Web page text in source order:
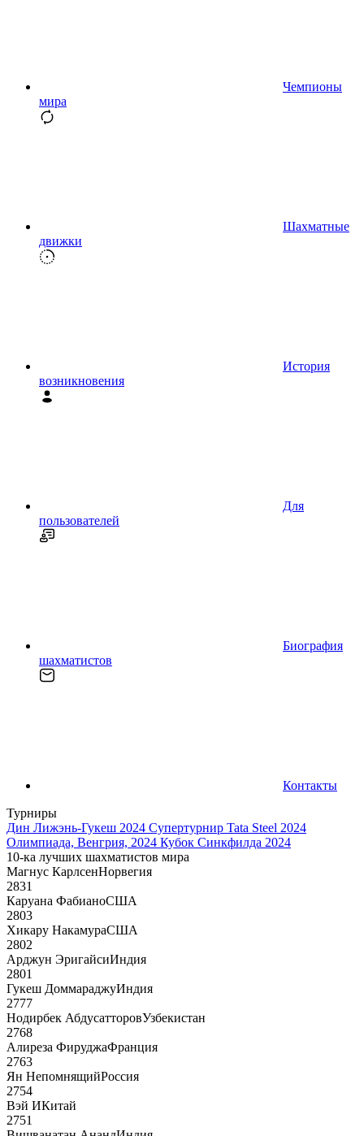
Чемпионы
мира
Шахматные
движки
История
возникновения
Для
пользователей
Биография
шахматистов
Контакты
Турниры
Дин Лижэнь-Гукеш 2024 Супертурнир Tata Steel 2024
Олимпиада, Венгрия, 2024 Кубок Синкфилда 2024
10-ка лучших шахматистов мира
Магнус КарлсенНорвегия
2831
Каруана ФабианоСША
2803
Хикару НакамураСША
2802
Арджун ЭригайсиИндия
2801
Гукеш ДоммараджуИндия
2777
Нодирбек АбдусатторовУзбекистан
2768
Алиреза ФируджаФранция
2763
Ян НепомнящийРоссия
2754
Вэй ИКитай
2751